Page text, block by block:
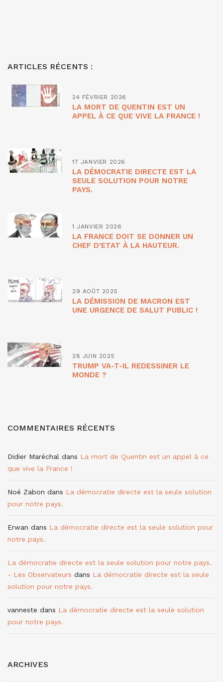
ARTICLES RÉCENTS :
24 FÉVRIER 2026
LA MORT DE QUENTIN EST UN
APPEL À CE QUE VIVE LA FRANCE !
17 JANVIER 2026
LA DÉMOCRATIE DIRECTE EST LA
SEULE SOLUTION POUR NOTRE
PAYS.
1 JANVIER 2026
LA FRANCE DOIT SE DONNER UN
CHEF D’ETAT À LA HAUTEUR.
29 AOÛT 2025
LA DÉMISSION DE MACRON EST
UNE URGENCE DE SALUT PUBLIC !
28 JUIN 2025
TRUMP VA-T-IL REDESSINER LE
MONDE ?
COMMENTAIRES RÉCENTS
Didier Maréchal dans La mort de Quentin est un appel à ce
que vive la France !
Noé Zabon dans La démocratie directe est la seule solution
pour notre pays.
Erwan dans La démocratie directe est la seule solution pour
notre pays.
La démocratie directe est la seule solution pour notre pays.
- Les Observateurs dans La démocratie directe est la seule
solution pour notre pays.
vanneste dans La démocratie directe est la seule solution
pour notre pays.
ARCHIVES